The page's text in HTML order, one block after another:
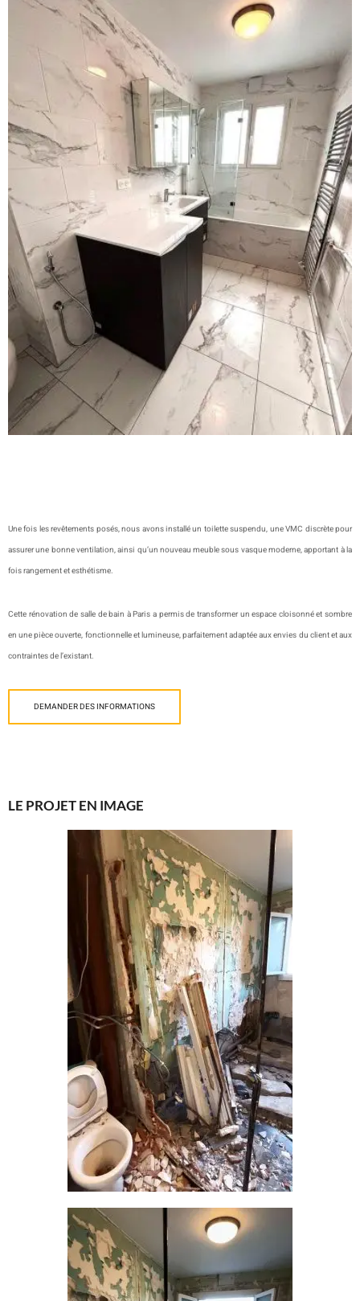
Une fois les revêtements posés, nous avons installé un toilette suspendu, une VMC discrète pour
assurer une bonne ventilation, ainsi qu’un nouveau meuble sous vasque moderne, apportant à la
fois rangement et esthétisme.
Cette rénovation de salle de bain à Paris a permis de transformer un espace cloisonné et sombre
en une pièce ouverte, fonctionnelle et lumineuse, parfaitement adaptée aux envies du client et aux
contraintes de l’existant.
DEMANDER DES INFORMATIONS
LE PROJET EN IMAGE